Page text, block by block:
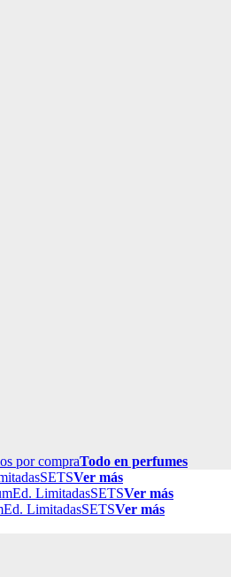
por compraTodo en perfumes
SETSVer más
Ed. LimitadasSETSVer más
Ed. LimitadasSETSVer más